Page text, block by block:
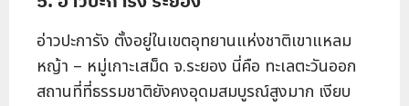
อ่าวปะการัง ตั้งอยู่ในเขตอุทยานแห่งชาติเขาแหลม
หญ้า – หมู่เกาะเสม็ด จ.ระยอง นี่คือ ทะเลตะวันออก
สถานที่ที่ธรรมชาติยังคงอุดมสมบูรณ์สูงมาก เงียบ